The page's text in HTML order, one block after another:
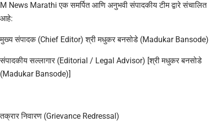
​M News Marathi एक समर्पित आणि अनुभवी संपादकीय टीम द्वारे संचालित
आहे:
मुख्य संपादक (Chief Editor) श्री मधुकर बनसोडे (Madukar Bansode)
संपादकीय सल्लागार (Editorial / Legal Advisor) [श्री मधुकर बनसोडे
(Madukar Bansode)]
तक्रार निवारण (Grievance Redressal)